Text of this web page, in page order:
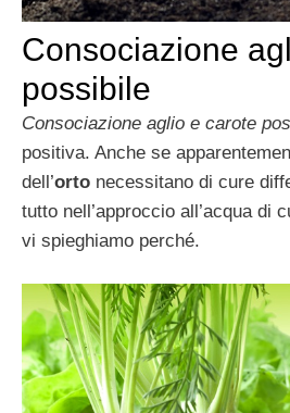
Consociazione
possibile
Consociazione aglio e carote
positiva. Anche se
dell’orto necessitano di cure
tutto nell’approccio all’acqua di
vi spieghiamo perché.